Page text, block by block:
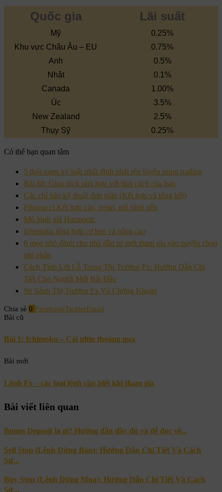
Quốc gia Lãi suất
Mỹ
0.25%
Khu vực Châu Âu – EU
0.75%
Anh
0.5%
Nhật
0.1%
Canada
1.00%
Úc
3.5%
New Zealand
2.5%
Thụy Sỹ
0.25%
Có thể bạn quan tâm
5 thói quen kỷ luật nhất định phải rèn luyện trong trading
Bài 88: Giao dịch phù hợp với tính cách của bạn
Các chỉ báo kỹ thuật đơn giản (Kết hợp và tổng kết)
Fibonacci Kết hợp cản, trend, mô hình nến
Mô hình giá Harmonic
Ichimoku tổng hợp cơ bản và nâng cao
6 mẹo nhỏ dành cho nhà đầu tư mới tham gia vào quyền chọn
nhị phân
Cách Tính Lời Lỗ Trong Thị Trường Fx: Hướng Dẫn Chi
Tiết Cho Người Mới Bắt Đầu
So Sánh Thị Trường Fx Và Chứng Khoán
Chia sẻ 0 FacebookTwitterEmail
Bài cũ
Bài 1: Ichimoku – Cái nhìn thoáng qua
Bài mới
Lệnh Fx – các loại lệnh cần biết khi tham gia
Bài viết liên quan
Bonus Deposit là gì? Hướng dẫn đầy đủ và dễ đọc về...
Sell Stop (Lệnh Dừng Bán): Hướng Dẫn Chi Tiết Và Cách
Sử...
Buy Stop (Lệnh Dừng Mua): Hướng Dẫn Chi Tiết Và Cách
Sử...